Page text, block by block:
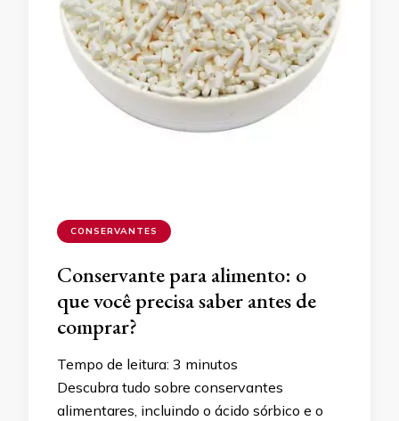
CONSERVANTES
Conservante para alimento: o
que você precisa saber antes de
comprar?
Tempo de leitura: 3 minutos
Descubra tudo sobre conservantes
alimentares, incluindo o ácido sórbico e o